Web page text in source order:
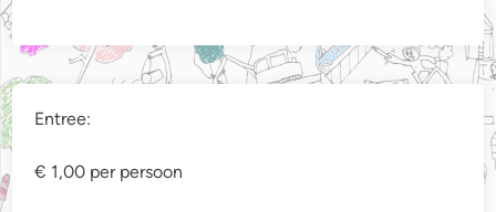
Entree:
€ 1,00 per persoon